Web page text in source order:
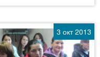
3 окт 2013